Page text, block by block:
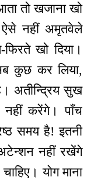
तो खजाना खो
ऐसे नहीं अमृतवेले
खो दिया।
कुछ कर लिया,
अतीन्द्रिय सुख
करेंगे। पाँच
समय है! इतनी
नहीं रखेंगे
योग माना